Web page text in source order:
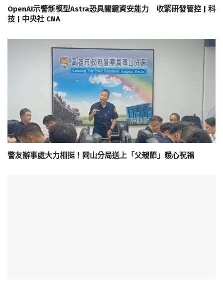
OpenAI示警新模型Astra恐具關鍵資安能力 收緊研發管控 | 科
技 | 中央社 CNA
警友辦事處大力相挺！岡山分局送上「父親節」暖心祝福